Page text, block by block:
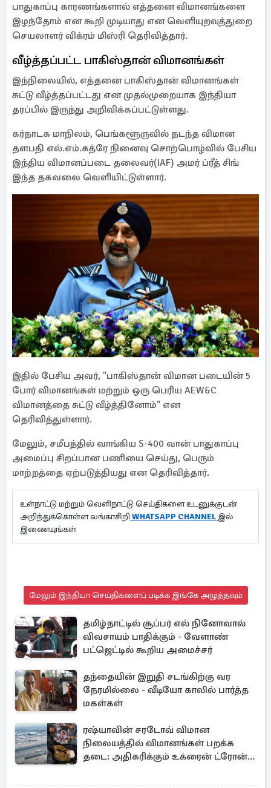
பாதுகாப்பு காரணங்களால் எத்தனை விமானங்களை
இழந்தோம் என கூறி முடியாது என வெளியுறவுத்துறை
செயலாளர் விக்ரம் மிஸ்ரி தெரிவித்தார்.
வீழ்த்தப்பட்ட பாகிஸ்தான் விமானங்கள்
இந்நிலையில், எத்தனை பாகிஸ்தான் விமானங்கள்
சுட்டு வீழ்த்தப்பட்டது என முதல்முறையாக இந்தியா
தரப்பில் இருந்து அறிவிக்கப்பட்டுள்ளது.
கர்நாடக மாநிலம், பெங்களூருவில் நடந்த விமான
தளபதி எல்.எம்.கத்ரே நினைவு சொற்பொழ்வில் பேசிய
இந்திய விமானப்படை தலைவர்(IAF) அமர் ப்ரீத் சிங்
இந்த தகவலை வெளியிட்டுள்ளார்.
இதில் பேசிய அவர், "பாகிஸ்தான் விமான படையின் 5
போர் விமானங்கள் மற்றும் ஒரு பெரிய AEW&C
விமானத்தை சுட்டு வீழ்த்தினோம்" என
தெரிவித்துள்ளார்.
மேலும், சமீபத்தில் வாங்கிய S-400 வான் பாதுகாப்பு
அமைப்பு சிறப்பான பணியை செய்து, பெரும்
மாற்றத்தை ஏற்படுத்தியது என தெரிவித்தார்.
உள்நாட்டு மற்றும் வெளிநாட்டு செய்திகளை உடனுக்குடன்
அறிந்துக்கொள்ள லங்காசிறி WHATSAPP CHANNEL இல்
இணையுங்கள்
மேலும் இந்தியா செய்திகளைப் படிக்க இங்கே அழுத்தவும்
தமிழ்நாட்டில் சூப்பர் எல் நினோவால்
விவசாயம் பாதிக்கும் - வேளாண்
பட்ஜெட்டில் கூறிய அமைச்சர்
தந்தையின் இறுதி சடங்கிற்கு வர
நேரமில்லை - வீடியோ காலில் பார்த்த
மகள்கள்
ரஷ்யாவின் சரடோவ் விமான
நிலையத்தில் விமானங்கள் பறக்க
தடை: அதிகரிக்கும் உக்ரைன் ட்ரோன்